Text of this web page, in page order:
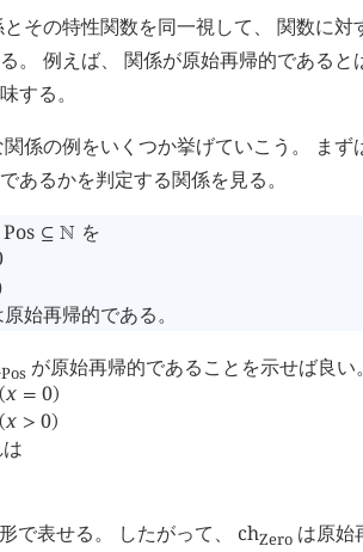
その特性関数を同一視して、 関数に
。 例えば、 関係が原始再帰的である
する。
係の例をいくつか挙げていこう。 ま
あるかを判定する関係を見る。
Pos ⊆ 󱀍 を
始再帰的である。
Pos が原始再帰的であることを示せば良
(x = 0)
(x > 0)
で表せる。 したがって、 chZero は原始